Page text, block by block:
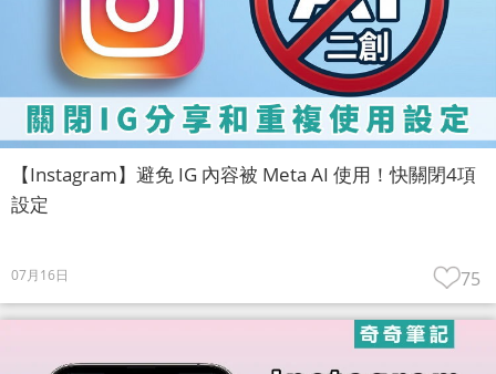
【Instagram】避免 IG 內容被 Meta AI 使用！快關閉4項
設定
07月16日 75